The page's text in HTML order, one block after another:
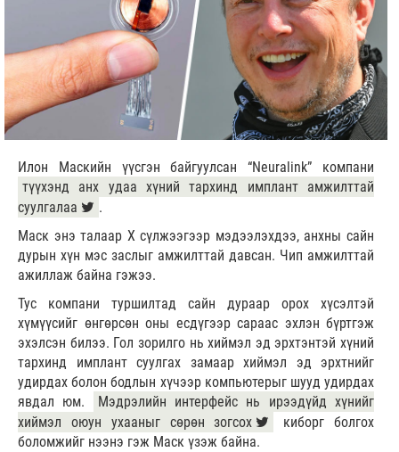
Илон Маскийн үүсгэн байгуулсан “Neuralink” компани
түүхэнд анх удаа хүний тархинд имплант амжилттай
суулгалаа
.
Маск энэ талаар Х сүлжээгээр мэдээлэхдээ, анхны сайн
дурын хүн мэс заслыг амжилттай давсан. Чип амжилттай
ажиллаж байна гэжээ.
Тус компани туршилтад сайн дураар орох хүсэлтэй
хүмүүсийг өнгөрсөн оны есдүгээр сараас эхлэн бүртгэж
эхэлсэн билээ. Гол зорилго нь хиймэл эд эрхтэнтэй хүний
тархинд имплант суулгах замаар хиймэл эд эрхтнийг
удирдах болон бодлын хүчээр компьютерыг шууд удирдах
явдал юм.
Мэдрэлийн интерфейс нь ирээдүйд хүнийг
хиймэл оюун ухааныг сөрөн зогсох
киборг болгох
боломжийг нээнэ гэж Маск үзэж байна.